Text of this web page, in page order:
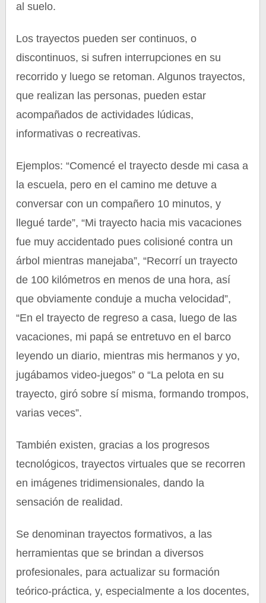
al suelo.
Los trayectos pueden ser continuos, o
discontinuos, si sufren interrupciones en su
recorrido y luego se retoman. Algunos trayectos,
que realizan las personas, pueden estar
acompañados de actividades lúdicas,
informativas o recreativas.
Ejemplos: “Comencé el trayecto desde mi casa a
la escuela, pero en el camino me detuve a
conversar con un compañero 10 minutos, y
llegué tarde”, “Mi trayecto hacia mis vacaciones
fue muy accidentado pues colisioné contra un
árbol mientras manejaba”, “Recorrí un trayecto
de 100 kilómetros en menos de una hora, así
que obviamente conduje a mucha velocidad”,
“En el trayecto de regreso a casa, luego de las
vacaciones, mi papá se entretuvo en el barco
leyendo un diario, mientras mis hermanos y yo,
jugábamos video-juegos” o “La pelota en su
trayecto, giró sobre sí misma, formando trompos,
varias veces”.
También existen, gracias a los progresos
tecnológicos, trayectos virtuales que se recorren
en imágenes tridimensionales, dando la
sensación de realidad.
Se denominan trayectos formativos, a las
herramientas que se brindan a diversos
profesionales, para actualizar su formación
teórico-práctica, y, especialmente a los docentes,